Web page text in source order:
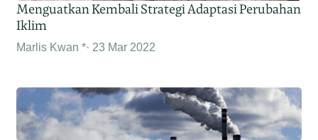
Menguatkan Kembali Strategi Adaptasi Perubahan
Iklim
Marlis Kwan * 23 Mar 2022